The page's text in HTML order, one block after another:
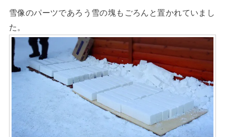
雪像のパーツであろう雪の塊もごろんと置かれていまし
た。